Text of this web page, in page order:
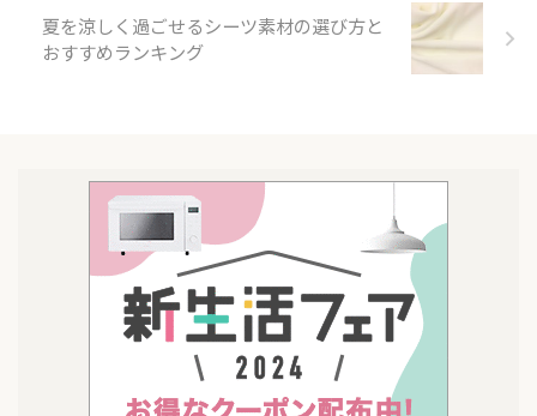
夏を涼しく過ごせるシーツ素材の選び方と
おすすめランキング